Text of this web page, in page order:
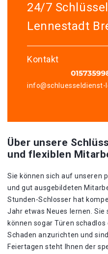
24/7
Lennestadt
Kontakt
info@schluesseldienst-
Über unsere
und flexiblen
Sie können sich auf unseren
und gut ausgebildeten
Stunden-Schlosser hat
Jahr etwas Neues lernen. Sie
können sogar Türen
Schaden anzurichten und
Feiertagen steht Ihnen der